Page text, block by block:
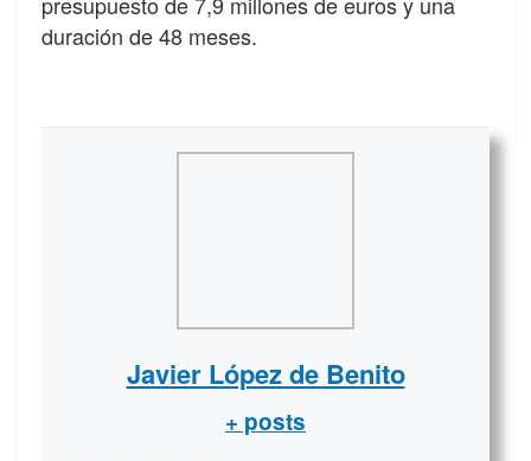
duración de 48 meses.
Javier López de Benito
+ posts